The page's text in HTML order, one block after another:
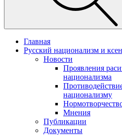
Главная
Русский национализм и
Новости
Проявления
национализма
национализму
Мнения
Публикации
Документы